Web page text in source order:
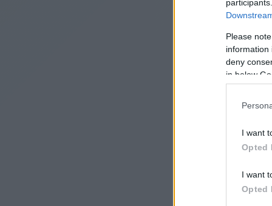
Please
information
deny
in below
I want
Opted
I want
Opted